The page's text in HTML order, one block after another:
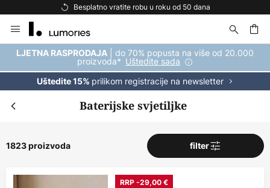
Besplatna dostava za kupnju iznad 69 €
to
Content
LJETNA RASPRODAJA | do 70% popusta na više od 20.000
proizvoda* Uštedite sada
Uštedite 15% prilikom registracije na newsletter
Baterijske svjetiljke
1823 proizvoda filter
RRP -29,00 €